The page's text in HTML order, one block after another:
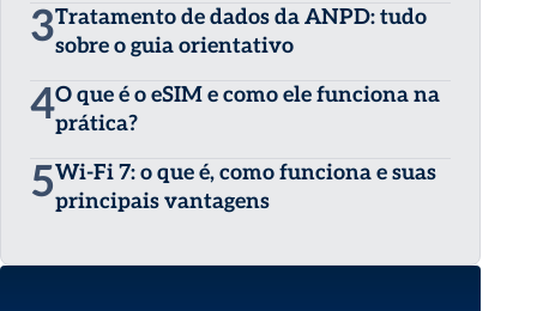
3Tratamento de dados da ANPD: tudo
sobre o guia orientativo
4O que é o eSIM e como ele funciona na
prática?
5Wi-Fi 7: o que é, como funciona e suas
principais vantagens